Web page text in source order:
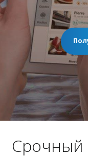
Срочный